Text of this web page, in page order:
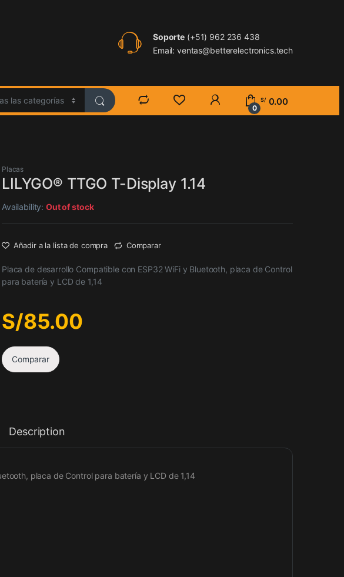
Soporte (+51) 962 236 438
Email: ventas@betterelectronics.tech
0
S/ 0.00
Placas
LILYGO® TTGO T-Display 1.14
Availability:Out of stock
Añadir a la lista de compra Comparar
Placa de desarrollo Compatible con ESP32 WiFi y Bluetooth, placa de Control
para batería y LCD de 1,14
S/85.00
Comparar
Description
placa de Control para batería y LCD de 1,14